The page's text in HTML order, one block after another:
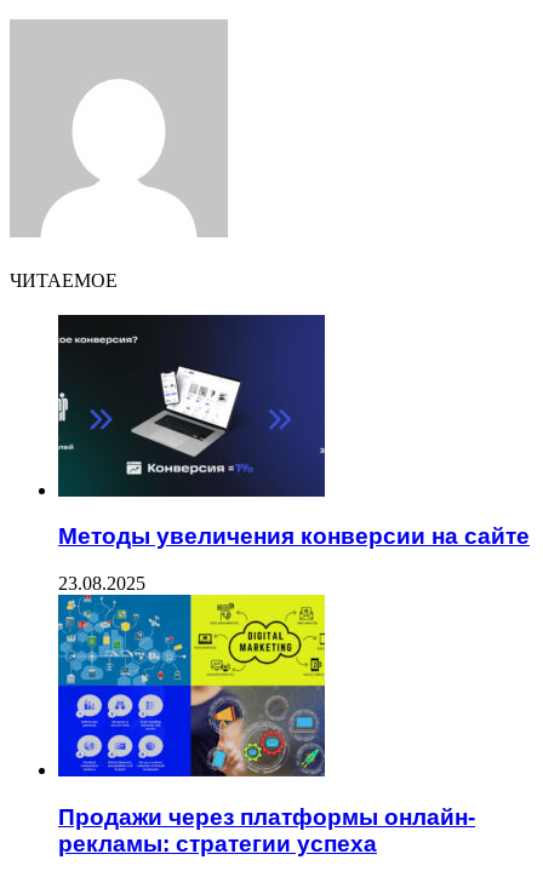
ЧИТАЕМОЕ
Методы увеличения конверсии на сайте
23.08.2025
Продажи через платформы онлайн-
рекламы: стратегии успеха